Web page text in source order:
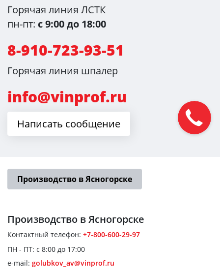
Горячая линия ЛСТК
пн-пт: с 9:00 до 18:00
8-910-723-93-51
Горячая линия шпалер
info@vinprof.ru
Написать сообщение
Производство в Ясногорске
Производство в Ясногорске
Контактный телефон: +7-800-600-29-97
ПН - ПТ: с 8:00 до 17:00
e-mail: golubkov_av@vinprof.ru